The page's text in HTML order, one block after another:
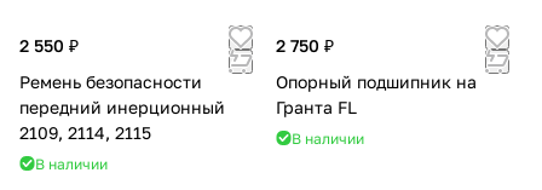
2 550 ₽
Ремень безопасности
передний инерционный
2109, 2114, 2115
В наличии
2 750 ₽
Опорный подшипник на
Гранта FL
В наличии